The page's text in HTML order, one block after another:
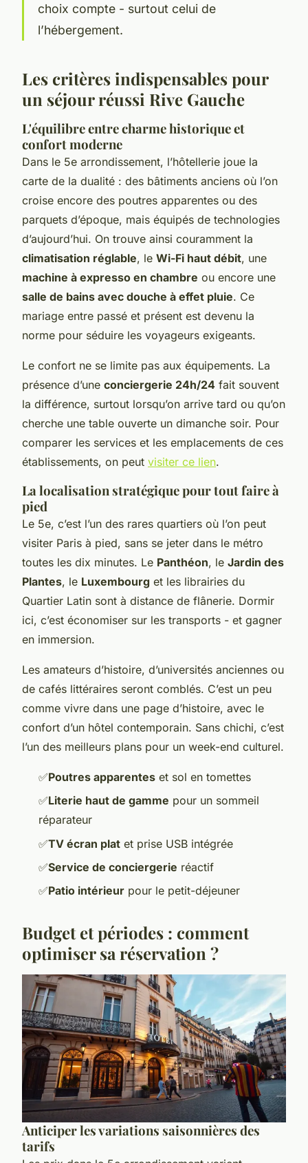
choix compte - surtout celui de
l’hébergement.
Les critères indispensables pour
un séjour réussi Rive Gauche
L'équilibre entre charme historique et
confort moderne
Dans le 5e arrondissement, l’hôtellerie joue la
carte de la dualité : des bâtiments anciens où l’on
croise encore des poutres apparentes ou des
parquets d’époque, mais équipés de technologies
d’aujourd’hui. On trouve ainsi couramment la
climatisation réglable, le Wi-Fi haut débit, une
machine à expresso en chambre ou encore une
salle de bains avec douche à effet pluie. Ce
mariage entre passé et présent est devenu la
norme pour séduire les voyageurs exigeants.
Le confort ne se limite pas aux équipements. La
présence d’une conciergerie 24h/24 fait souvent
la différence, surtout lorsqu’on arrive tard ou qu’on
cherche une table ouverte un dimanche soir. Pour
comparer les services et les emplacements de ces
établissements, on peut visiter ce lien.
La localisation stratégique pour tout faire à
pied
Le 5e, c’est l’un des rares quartiers où l’on peut
visiter Paris à pied, sans se jeter dans le métro
toutes les dix minutes. Le Panthéon, le Jardin des
Plantes, le Luxembourg et les librairies du
Quartier Latin sont à distance de flânerie. Dormir
ici, c’est économiser sur les transports - et gagner
en immersion.
Les amateurs d’histoire, d’universités anciennes ou
de cafés littéraires seront comblés. C’est un peu
comme vivre dans une page d’histoire, avec le
confort d’un hôtel contemporain. Sans chichi, c’est
l’un des meilleurs plans pour un week-end culturel.
✅Poutres apparentes et sol en tomettes
✅Literie haut de gamme pour un sommeil
réparateur
✅TV écran plat et prise USB intégrée
✅Service de conciergerie réactif
✅Patio intérieur pour le petit-déjeuner
Budget et périodes : comment
optimiser sa réservation ?
Anticiper les variations saisonnières des
tarifs